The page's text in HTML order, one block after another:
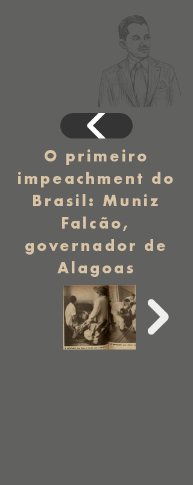
O primeiro
impeachment do
Brasil: Muniz
Falcão,
governador de
Alagoas